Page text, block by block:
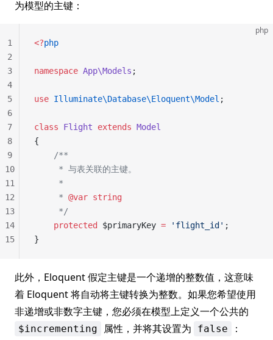
为模型的主键：
php
<?php
namespace App\Models ;
use Illuminate\Database\Eloquent\Model ;
class Flight extends Model
{
    /**
     * 与表关联的主键。
     *
     *
@var string
     */
    protected
$primaryKey = 'flight_id' ;
}
1
2
3
4
5
6
7
8
9
10
11
12
13
14
15
此外，Eloquent 假定主键是一个递增的整数值，这意味
着 Eloquent 将自动将主键转换为整数。如果您希望使用
非递增或非数字主键，您必须在模型上定义一个公共的
$incrementing 属性，并将其设置为 false ：